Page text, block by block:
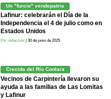
Un "furcio" vendepatria
Lafinur: celebrarán el Día de la
Independencia el 4 de julio como en
Estados Unidos
Por redacción | 30 de junio de 2025
Crecida del Río Conlara
Vecinos de Carpintería llevaron su
ayuda a las familias de Las Lomitas
y Lafinur